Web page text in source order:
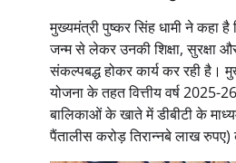
मुख्यमंत्री पुष्कर सिंह धामी ने कहा
जन्म से लेकर उनकी शिक्षा, सुरक्षा
संकल्पबद्ध होकर कार्य कर रही है।
योजना के तहत वित्तीय वर्ष 2025-
बालिकाओं के खाते में डीबीटी के
पैंतालीस करोड़ तिरान्नबे लाख रुपए)